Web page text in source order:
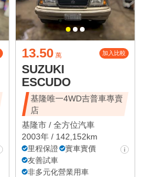
13.50 萬 加入比較
SUZUKI
ESCUDO
基隆唯一4WD吉普車專賣
店
基隆市 / 全方位汽車
2003年 / 142,152km
里程保證
實車實價
友善試車
非多元化營業用車